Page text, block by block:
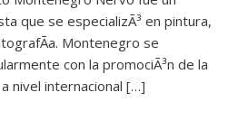
que se especializÃ³ en pintura,
Montenegro se
con la promociÃ³n de la
nivel internacional […]